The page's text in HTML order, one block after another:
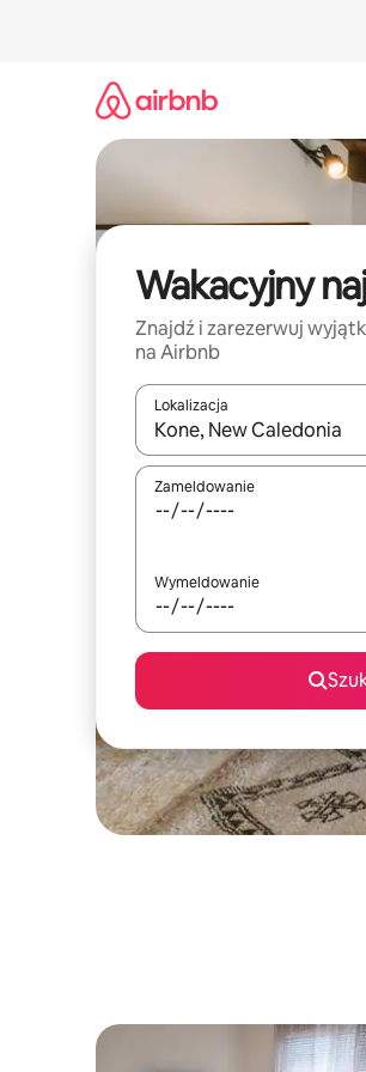
Wakacyjny
Znajdź i zarezerwuj
na Airbnb
Lokalizacja
Gdy wyniki będą
Zameldowanie
Wymeldowanie